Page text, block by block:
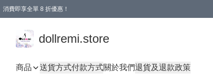
消費即享全單 8 折優惠！
dollremi.store
商品 送貨方式付款方式關於我們退貨及退款政策